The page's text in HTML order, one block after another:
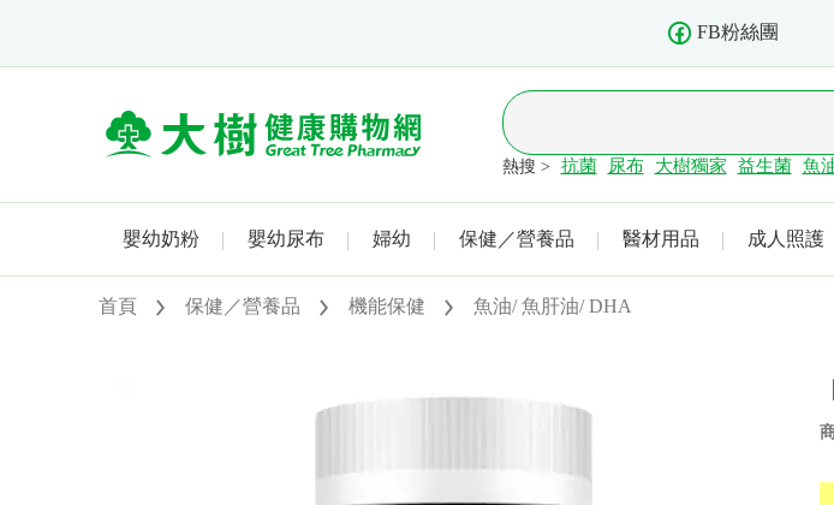
FB粉絲團
熱搜 > 抗菌 尿布 大樹獨家 益生菌 魚
嬰幼奶粉 嬰幼尿布 婦幼 保健／營養品 醫材用品 成人照護
首頁 保健／營養品 機能保健 魚油/ 魚肝油/ DHA